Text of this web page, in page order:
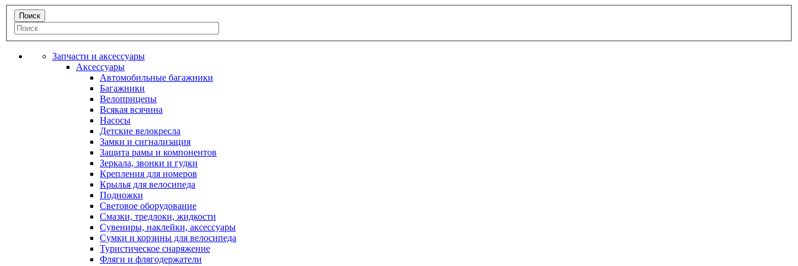
Запчасти и аксессуары
Аксессуары
Автомобильные багажники
Багажники
Велоприцепы
Всякая всячина
Насосы
Детские велокресла
Замки и сигнализация
Защита рамы и компонентов
Зеркала, звонки и гудки
Крепления для номеров
Крылья для велосипеда
Подножки
Световое оборудование
Смазки, тредлоки, жидкости
Сувениры, наклейки, аксессуары
Сумки и корзины для велосипеда
Туристическое снаряжение
Фляги и флягодержатели